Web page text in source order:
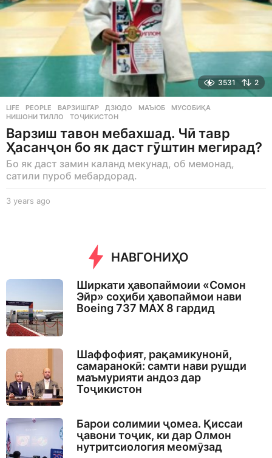
3531 2
LIFE ,PEOPLE ВАРЗИШГАР ,ДЗЮДО ,МАЪЮБ ,МУСОБИҚА
НИШОНИ ТИЛЛО
,ТОҶИКИСТОН
Варзиш тавон мебахшад. Чӣ тавр
Ҳасанҷон бо як даст гӯштин мегирад?
Бо як даст замин каланд мекунад, об мемонад,
сатили пуроб мебардорад.
3 years ago
g
НАВГОНИҲО
Ширкати ҳавопаймоии «Сомон
Эйр» соҳиби ҳавопаймои нави
Boeing 737 MAX 8 гардид
Шаффофият, рақамикунонӣ,
самаранокӣ: самти нави рушди
маъмурияти андоз дар
Тоҷикистон
Барои солимии ҷомеа. Қиссаи
ҷавони тоҷик, ки дар Олмон
нутритсиология меомӯзад